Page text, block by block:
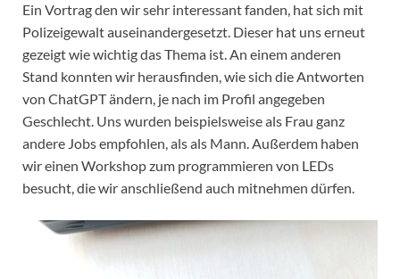
Ein Vortrag den wir sehr interessant fanden, hat sich mit
Polizeigewalt auseinandergesetzt. Dieser hat uns erneut
gezeigt wie wichtig das Thema ist. An einem anderen
Stand konnten wir herausfinden, wie sich die Antworten
von ChatGPT ändern, je nach im Profil angegeben
Geschlecht. Uns wurden beispielsweise als Frau ganz
andere Jobs empfohlen, als als Mann. Außerdem haben
wir einen Workshop zum programmieren von LEDs
besucht, die wir anschließend auch mitnehmen dürfen.